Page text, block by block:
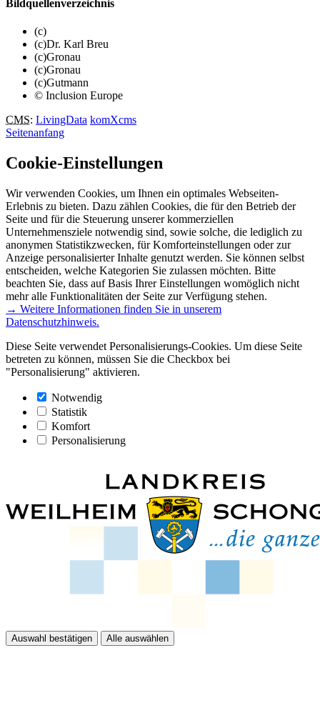
Bildquellenverzeichnis
(c)
(c)Dr. Karl Breu
(c)Gronau
(c)Gronau
(c)Gutmann
© Inclusion Europe
CMS: LivingData komXcms
Seitenanfang
Cookie-Einstellungen
Wir verwenden Cookies, um Ihnen ein optimales Webseiten-
Erlebnis zu bieten. Dazu zählen Cookies, die für den Betrieb der
Seite und für die Steuerung unserer kommerziellen
Unternehmensziele notwendig sind, sowie solche, die lediglich zu
anonymen Statistikzwecken, für Komforteinstellungen oder zur
Anzeige personalisierter Inhalte genutzt werden. Sie können selbst
entscheiden, welche Kategorien Sie zulassen möchten. Bitte
beachten Sie, dass auf Basis Ihrer Einstellungen womöglich nicht
mehr alle Funktionalitäten der Seite zur Verfügung stehen.
→ Weitere Informationen finden Sie in unserem
Datenschutzhinweis.
Diese Seite verwendet Personalisierungs-Cookies. Um diese Seite
betreten zu können, müssen Sie die Checkbox bei
"Personalisierung" aktivieren.
Notwendig
Statistik
Komfort
Personalisierung
Auswahl bestätigen Alle auswählen